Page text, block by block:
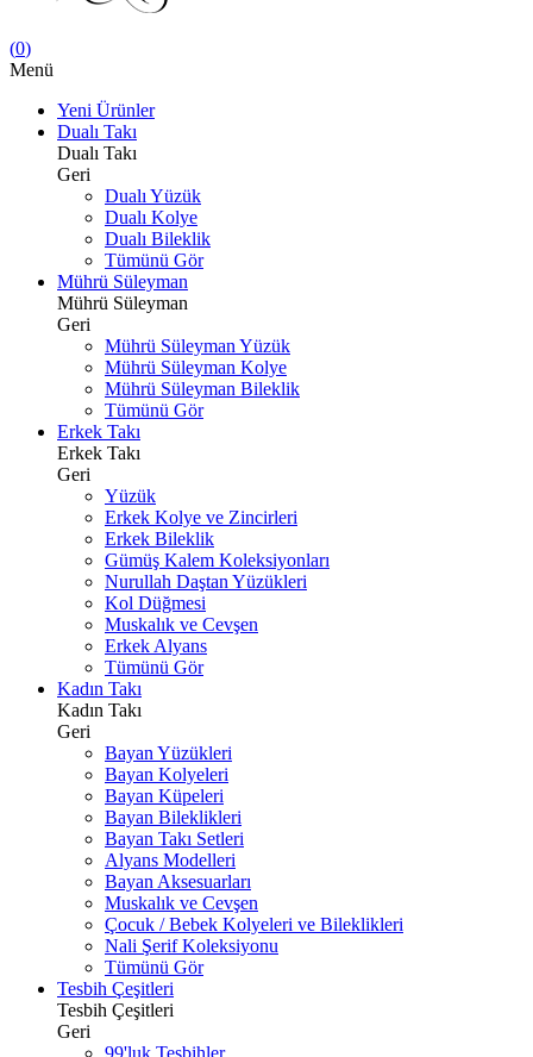
(0)
Menü
Yeni Ürünler
Dualı Takı
Dualı Takı
Geri
Dualı Yüzük
Dualı Kolye
Dualı Bileklik
Tümünü Gör
Mührü Süleyman
Mührü Süleyman
Geri
Mührü Süleyman Yüzük
Mührü Süleyman Kolye
Mührü Süleyman Bileklik
Tümünü Gör
Erkek Takı
Erkek Takı
Geri
Yüzük
Erkek Kolye ve Zincirleri
Erkek Bileklik
Gümüş Kalem Koleksiyonları
Nurullah Daştan Yüzükleri
Kol Düğmesi
Muskalık ve Cevşen
Erkek Alyans
Tümünü Gör
Kadın Takı
Kadın Takı
Geri
Bayan Yüzükleri
Bayan Kolyeleri
Bayan Küpeleri
Bayan Bileklikleri
Bayan Takı Setleri
Alyans Modelleri
Bayan Aksesuarları
Muskalık ve Cevşen
Çocuk / Bebek Kolyeleri ve Bileklikleri
Nali Şerif Koleksiyonu
Tümünü Gör
Tesbih Çeşitleri
Tesbih Çeşitleri
Geri
99'luk Tesbihler